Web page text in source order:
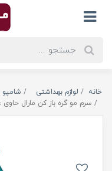
خانه لوازم بهداشتی شامپو
سرم مو گره باز کن مارال حاوی عصاره